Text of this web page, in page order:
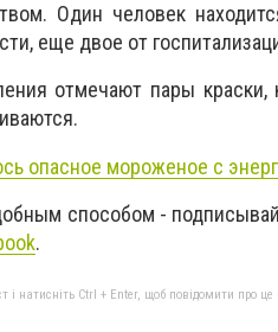
Один человек
еще двое от
отмечают пары краски,
опасное мороженое с
способом -
.
і натисніть Ctrl + Enter, щоб повідомити про це